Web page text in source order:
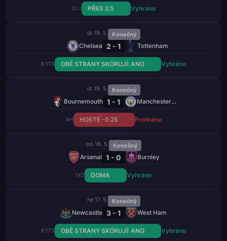
O/U PŘES 2.5 Vyhráno
út 19. 5. Konečný
Chelsea 2 - 1 Tottenham
BTTS OBĚ STRANY SKÓRUJÍ: ANO Vyhráno
út 19. 5. Konečný
Bournemouth 1 - 1 Manchester City
AH HOSTÉ -0.25 Prohráno
po 18. 5. Konečný
Arsenal 1 - 0 Burnley
1X2 DOMA Vyhráno
ne 17. 5. Konečný
Newcastle 3 - 1 West Ham
BTTS OBĚ STRANY SKÓRUJÍ: ANO Vyhráno